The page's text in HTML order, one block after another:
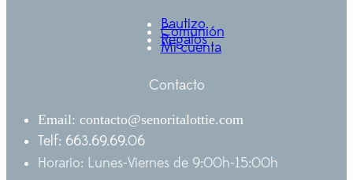
Bautizo
Comunión
Regalos
Mi cuenta
Contacto
Email: contacto@senoritalottie.com
Telf: 663.69.69.06
Horario: Lunes-Viernes de 9:00h-15:00h